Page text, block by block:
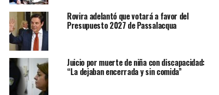
Rovira adelantó que votará a favor del
Presupuesto 2027 de Passalacqua
Juicio por muerte de niña con discapacidad:
“La dejaban encerrada y sin comida”